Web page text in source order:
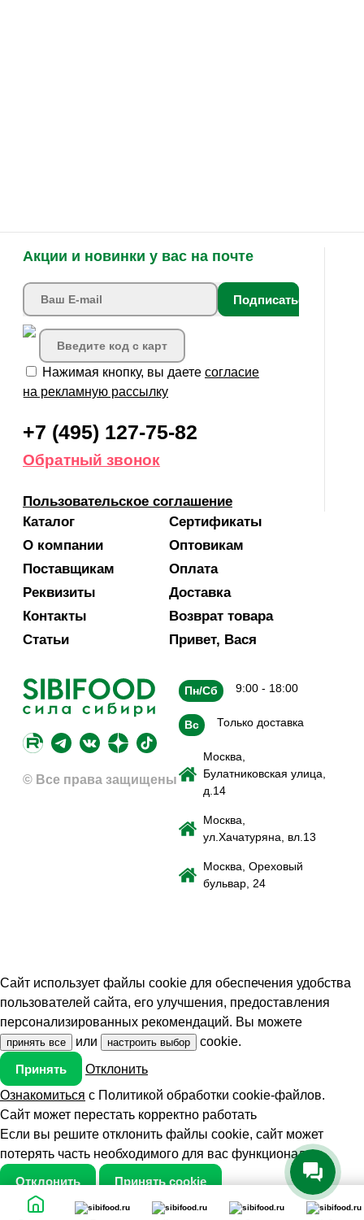
© Все права защищены
Каталог
О компании
Поставщикам
Реквизиты
Контакты
Статьи
Сертификаты
Оптовикам
Оплата
Доставка
Возврат товара
Привет, Вася
Акции и новинки у вас на почте
Подписаться
Нажимая кнопку, вы даете согласие
на рекламную рассылку
+7 (495) 127-75-82
Обратный звонок
Пользовательское соглашение
Пн/Сб 9:00 - 18:00
Вс Только доставка
Москва,
Булатниковская улица,
д.14
Москва,
ул.Хачатуряна, вл.13
Москва, Ореховый
бульвар, 24
Сайт использует файлы cookie для обеспечения удобства
пользователей сайта, его улучшения, предоставления
персонализированных рекомендаций. Вы можете
принять все или настроить выбор
cookie.
Принять
Отклонить
Ознакомиться c Политикой обработки cookie-файлов.
Сайт может перестать корректно работать
Если вы решите отклонить файлы cookie, сайт может
потерять часть необходимого для вас функционала.
Отклонить
Принять cookie
Настройки Cookie